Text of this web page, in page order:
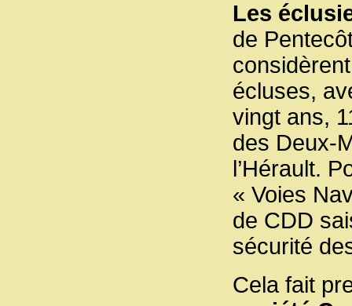
Les
de
écluses,
vingt ans,
des Deux-
l’Hérault.
« Voies
de CDD
sécurité
Cela fait